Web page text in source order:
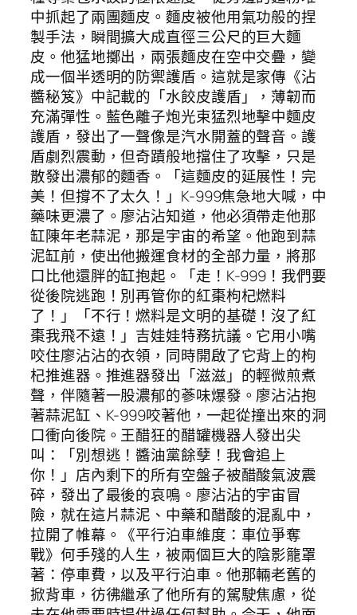
中抓起了兩團麵皮。麵皮被他用氣功般的捏
製手法，瞬間擴大成直徑三公尺的巨大麵
皮。他猛地擲出，兩張麵皮在空中交疊，變
成一個半透明的防禦護盾。這就是家傳《沾
醬秘笈》中記載的「水餃皮護盾」，薄韌而
充滿彈性。藍色離子炮光束猛烈地擊中麵皮
護盾，發出了一聲像是汽水開蓋的聲音。護
盾劇烈震動，但奇蹟般地擋住了攻擊，只是
散發出濃郁的麵香。「這麵皮的延展性！完
美！但撐不了太久！」K-999焦急地大喊，中
藥味更濃了。廖沾沾知道，他必須帶走他那
缸陳年老蒜泥，那是宇宙的希望。他跑到蒜
泥缸前，使出他搬運食材的全部力量，將那
口比他還胖的缸抱起。「走！K-999！我們要
從後院逃跑！別再管你的紅棗枸杞燃料
了！」「不行！燃料是文明的基礎！沒了紅
棗我飛不遠！」吉娃娃特務抗議。它用小嘴
咬住廖沾沾的衣領，同時開啟了它背上的枸
杞推進器。推進器發出「滋滋」的輕微煎煮
聲，伴隨著一股濃郁的蔘味爆發。廖沾沾抱
著蒜泥缸、K-999咬著他，一起從撞出來的洞
口衝向後院。王醋狂的醋罐機器人發出尖
叫：「別想逃！醬油黨餘孽！我會追上
你！」店內剩下的所有空盤子被醋酸氣波震
碎，發出了最後的哀鳴。廖沾沾的宇宙冒
險，就在這片蒜泥、中藥和醋酸的混亂中，
拉開了帷幕。《平行泊車維度：車位爭奪
戰》何手殘的人生，被兩個巨大的陰影籠罩
著：停車費，以及平行泊車。他那輛老舊的
掀背車，彷彿繼承了他所有的駕駛焦慮，從